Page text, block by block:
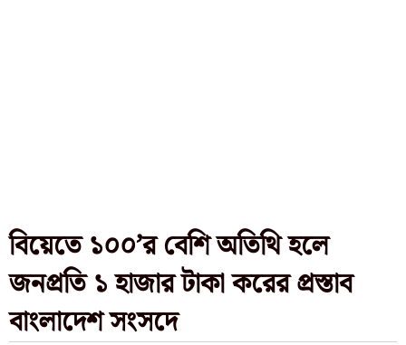
বিয়েতে ১০০’র বেশি অতিথি হলে
জনপ্রতি ১ হাজার টাকা করের প্রস্তাব
বাংলাদেশ সংসদে